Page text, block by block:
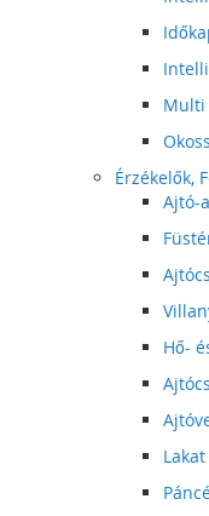
Multi
Érzékelők,
Ajtó-
Hő-
Lakat